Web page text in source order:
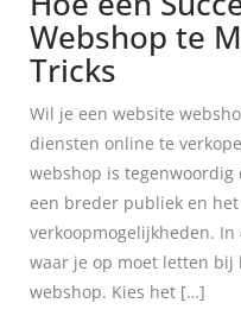
Webshop te
Tricks
Wil je een website
diensten online te
webshop is tegenwoordig
een breder publiek en
verkoopmogelijkheden.
waar je op moet letten bij
webshop. Kies het […]